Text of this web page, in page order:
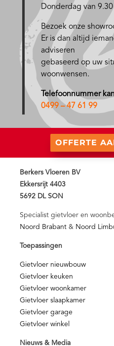
Donderdag van
Bezoek onze
Er is dan altijd
adviseren
gebaseerd op uw
woonwensen.
Telefoonnummer
0499 – 47 61 99
OFFERTE
Berkers Vloeren BV
Ekkersrijt 4403
5692 DL SON
Specialist gietvloer en
Noord Brabant & Noord
Toepassingen
Gietvloer nieuwbouw
Gietvloer keuken
Gietvloer woonkamer
Gietvloer slaapkamer
Gietvloer garage
Gietvloer winkel
Nieuws & Media